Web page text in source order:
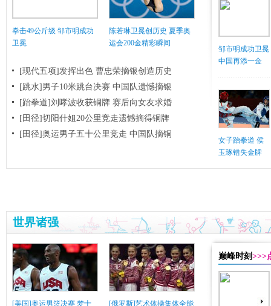
拳击49公斤级 邹市明成功
卫冕
陈若琳卫冕创历史 夏季奥
运会200金精彩瞬间
[现代五项]发挥出色 曹忠荣摘银创造历史
[跳水]男子10米跳台决赛 中国队遗憾摘银
[跆拳道]刘哮波收获铜牌 赛后向女友求婚
[田径]切阳什姐20公里竞走遗憾摘得铜牌
[田径]奥运男子五十公里竞走 中国队摘铜
邹市明成功卫冕
中国再添一金
女子跆拳道 侯
玉琢错失金牌
世界诸强
[美国]奥运男篮决赛 梦十
[俄罗斯]艺术体操集体全能
巅峰时刻>>>